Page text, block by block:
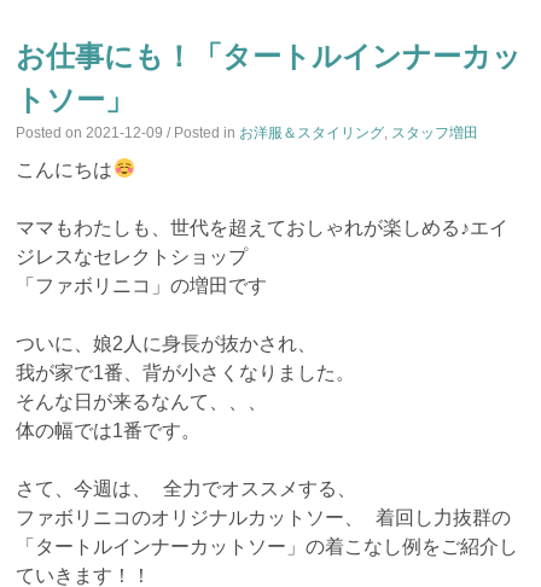
お仕事にも！「タートルインナーカッ
トソー」
Posted on 2021-12-09 / Posted in お洋服＆スタイリング スタッフ増田
こんにちは
ママもわたしも、世代を超えておしゃれが楽しめる♪エイ
ジレスなセレクトショップ
「ファボリニコ」の増田です
ついに、娘2人に身長が抜かされ、
我が家で1番、背が小さくなりました。
そんな日が来るなんて、、、
体の幅では1番です。
さて、今週は、 全力でオススメする、
ファボリニコのオリジナルカットソー、 着回し力抜群の
「タートルインナーカットソー」の着こなし例をご紹介し
ていきます！！